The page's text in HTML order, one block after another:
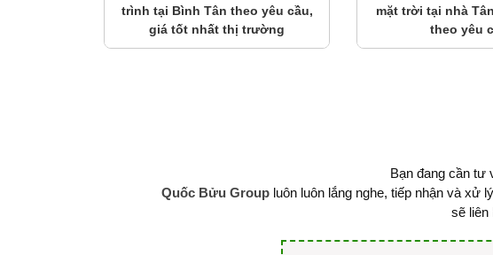
trình tại Bình Tân theo yêu cầu,
giá tốt nhất thị trường
mặt trời tại nhà
theo yêu
Bạn đang cần tư
Quốc Bửu Group luôn luôn lắng nghe, tiếp nhận và xử
sẽ liên